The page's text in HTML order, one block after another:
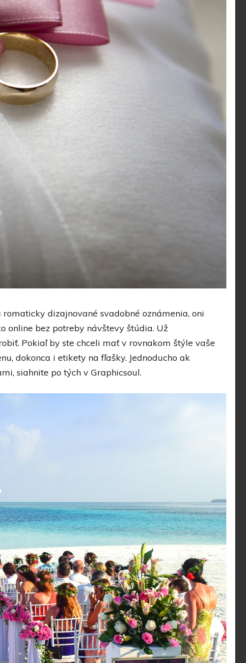
dizajnované svadobné oznámenia, oni
online bez potreby návštevy štúdia. Už
Pokiaľ by ste chceli mať v rovnakom štýle vaše
dokonca i etikety na fľašky. Jednoducho ak
siahnite po tých v Graphicsoul.